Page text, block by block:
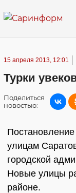
15 апреля 2013, 12:01
Турки
Поделиться
новостью:
улицам
городской
Новые улицы
районе.